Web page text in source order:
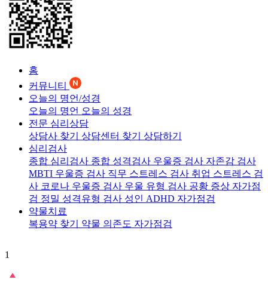
홈
커뮤니티
오늘의 명언/성경
오늘의 명언 오늘의 성경
전문 심리상담
상담사 찾기 상담센터 찾기 상담하기
심리검사
종합 심리검사 종합 성격검사 우울증 검사 자존감 검사
MBTI 우울증 검사 직무 스트레스 검사 취업 스트레스 검
사 코로나 우울증 검사 우울 유형 검사 공황 증상 자가점
검 정밀 성격유형 검사 성인 ADHD 자가점검
약물치료
복용약 찾기 약물 의존도 자가점검
1